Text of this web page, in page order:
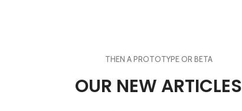
THEN A PROTOTYPE OR BETA
OUR NEW ARTICLES